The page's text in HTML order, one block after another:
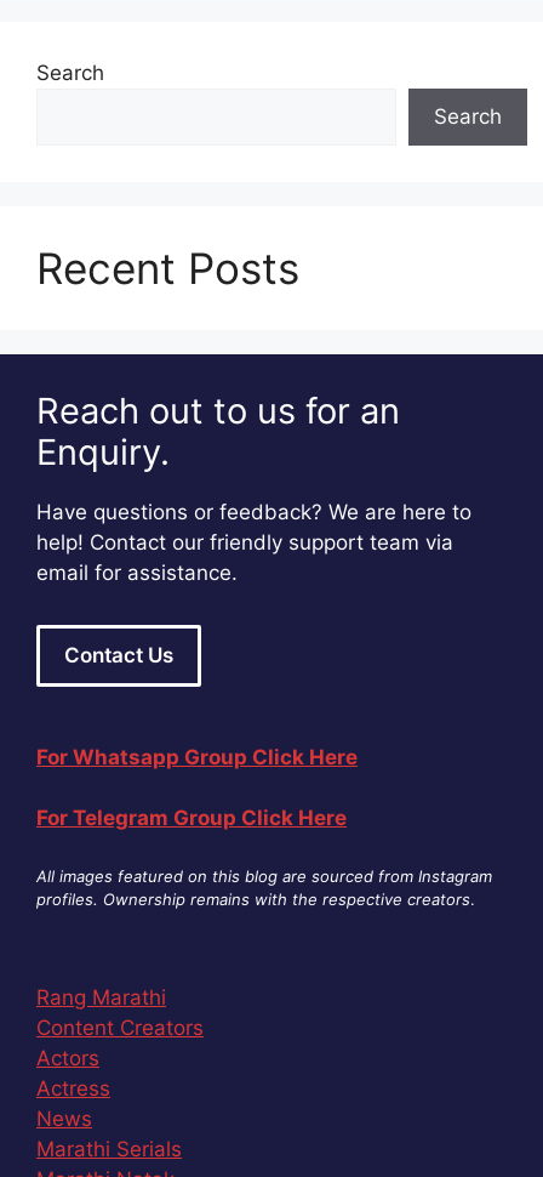
Search
Search
Recent Posts
Reach out to us for an
Enquiry.
Have questions or feedback? We are here to
help! Contact our friendly support team via
email for assistance.
Contact Us
For Whatsapp Group Click Here
For Telegram Group Click Here
All images featured on this blog are sourced from Instagram
profiles. Ownership remains with the respective creators.
Rang Marathi
Content Creators
Actors
Actress
News
Marathi Serials